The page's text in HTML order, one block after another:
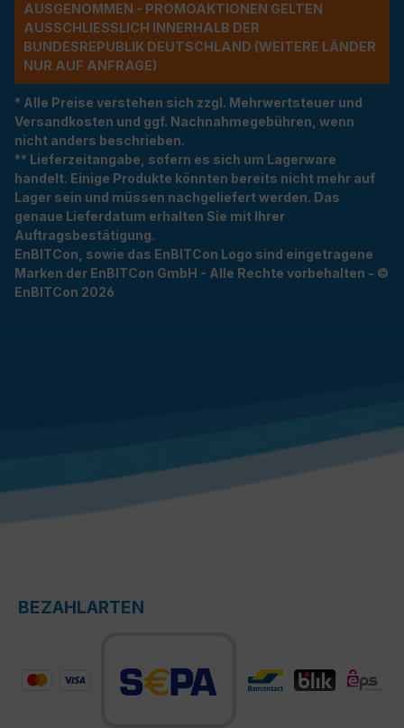
USGENOMMEN - PROMOAKTIONEN GELTEN A
USSCHLIESSLICH INNERHALB DER BU
NDESREPUBLIK DEUTSCHLAND (WEITERE LÄNDER NU
R AUF ANFRAGE)
* Alle Preise verstehen sich zzgl. Mehrwertsteuer und
Versandkosten und ggf. Nachnahmegebühren, wenn
nicht anders beschrieben.
** Lieferzeitangabe, sofern es sich um Lagerware
handelt. Einige Produkte könnten bereits nicht mehr auf
Lager sein und müssen nachgeliefert werden. Das
genaue Lieferdatum erhalten Sie mit Ihrer
Auftragsbestätigung.
EnBITCon, sowie das EnBITCon Logo sind eingetragene
Marken der EnBITCon GmbH - Alle Rechte vorbehalten - ©
EnBITCon 2026
BEZAHLARTEN